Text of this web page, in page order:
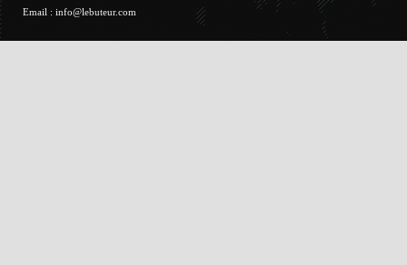
Email : info@lebuteur.com